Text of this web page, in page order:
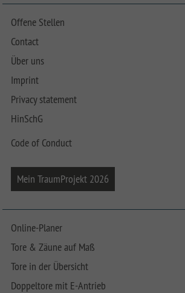
Offene Stellen
Contact
Über uns
Imprint
Privacy statement
HinSchG
Code of Conduct
Mein TraumProjekt 2026
Online-Planer
Tore & Zäune auf Maß
Tore in der Übersicht
Doppeltore mit E-Antrieb